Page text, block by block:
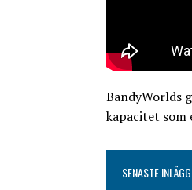
BandyWorlds
kapacitet som
SENASTE